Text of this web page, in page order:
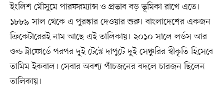
ইংলিশ মৌসুমে পারফরম্যান্স ও প্রভাব বড় ভূমিকা রাখে এতে।
১৮৮৯ সাল থেকে এ পুরস্কার দেওয়ার শুরু। বাংলাদেশের একজন
ক্রিকেটারেরই নাম আছে এই তালিকায়। ২০১০ সালে লর্ডস আর
ওল্ড ট্রাফোর্ডে পরপর দুই টেস্টে দাপুটে দুই সেঞ্চুরির স্বীকৃতি হিসেবে
তামিম ইকবাল। সেবার অবশ্য পাঁচজনের বদলে চারজন ছিলেন
তালিকায়।